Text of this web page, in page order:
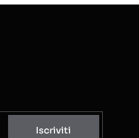
Iscriviti